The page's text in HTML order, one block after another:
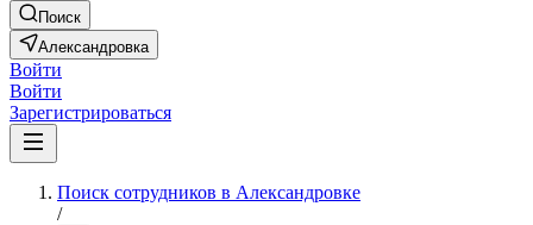
Поиск
Александровка
Войти
Войти
Зарегистрироваться
Поиск сотрудников в Александровке
/